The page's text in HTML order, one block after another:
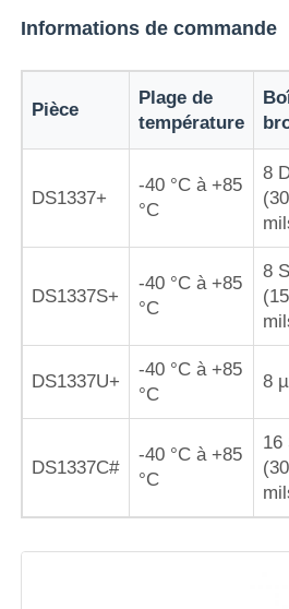
Cas
Array de porte programmable
Unité de microcontrôleur de
Système SOC sur puce
IC de l'unité MPU
CPLD PLD
Détecteur thermique
Puce de DSP IC
Informations de commande
Pièce
Plage de
température
DS1337+
-40 °C à +85
°C
8
DS1337S+
-40 °C à +85
°C
8
DS1337U+
-40 °C à +85
°C
8
DS1337C#
-40 °C à +85
°C
16